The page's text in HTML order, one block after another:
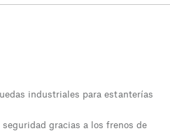
industriales para estanterías
gracias a los frenos de